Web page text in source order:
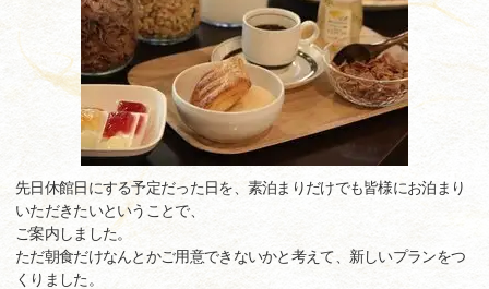
先日休館日にする予定だった日を、素泊まりだけでも皆様にお泊まり
いただきたいということで、
ご案内しました。
ただ朝食だけなんとかご用意できないかと考えて、新しいプランをつ
くりました。